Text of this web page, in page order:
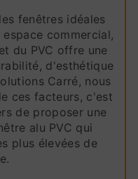
fenêtres idéales
commercial,
du PVC offre une
d'esthétique
Carré, nous
ces facteurs, c'est
de proposer une
alu PVC qui
plus élevées de